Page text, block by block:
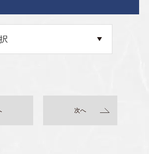
次へ